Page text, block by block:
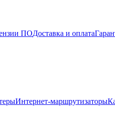
ПОДоставка и оплата
Интернет-маршрутизаторы